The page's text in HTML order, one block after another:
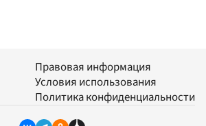
Правовая информация
Условия использования
Политика конфиденциальности